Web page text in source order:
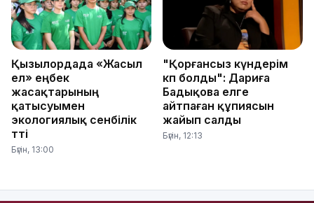
Қызылордада «Жасыл
ел» еңбек
жасақтарының
қатысуымен
экологиялық сенбілік
өтті
Бүгін, 13:00
"Қорғансыз күндерім
көп болды": Дариға
Бадықова елге
айтпаған құпиясын
жайып салды
Бүгін, 12:13